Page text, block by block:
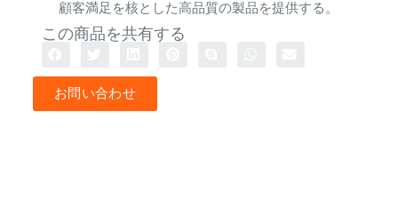
顧客満足を核とした高品質の製品を提供する。
この商品を共有する
お問い合わせ